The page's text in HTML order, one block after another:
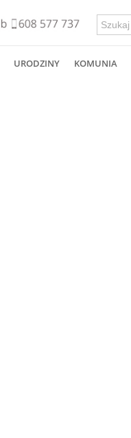
URODZINY KOMUNIA